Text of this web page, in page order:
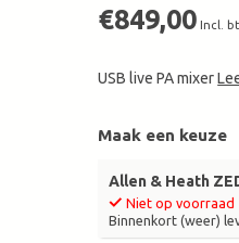
€849,00 Incl.
USB live PA mixer
Maak een keuze
Allen & Heath
Niet op voorraad
Binnenkort (weer)